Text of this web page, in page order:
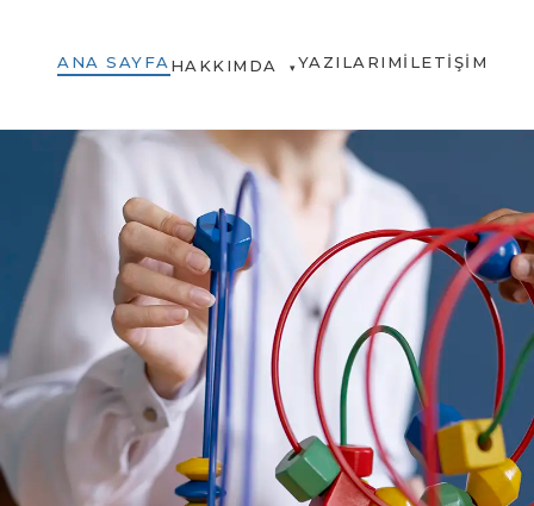
ANA SAYFA HAKKIMDA ▾YAZILARIMİLETIŞIM